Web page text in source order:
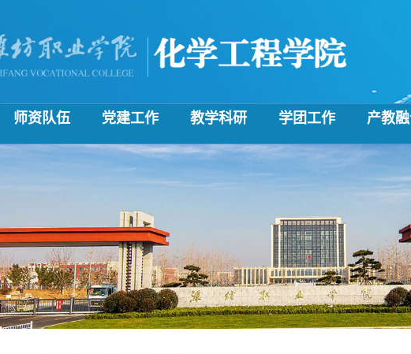
师资队伍 党建工作 教学科研 学团工作 产教